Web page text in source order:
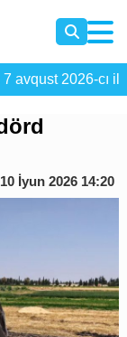
avqust 2026-cı il
10 İyun 2026 14:20